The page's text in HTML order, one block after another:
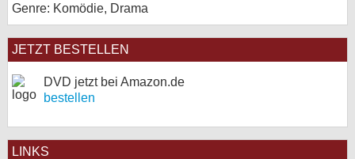
Genre: Komödie, Drama
JETZT BESTELLEN
DVD jetzt bei Amazon.de
bestellen
LINKS